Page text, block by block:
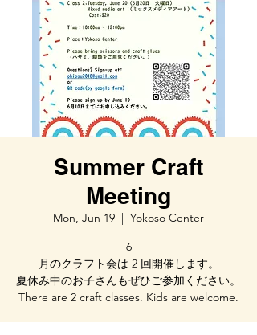
Summer Craft
Meeting
Mon, Jun 19
  |
Yokoso Center
6
月のクラフト会は 2 回開催します。
夏休み中のお子さんもぜひご参加ください。
There are 2 craft classes. Kids are welcome.